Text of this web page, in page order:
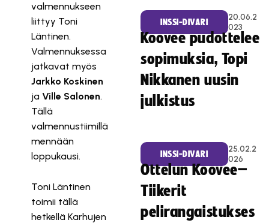
valmennukseen
liittyy Toni
Läntinen.
Valmennuksessa
jatkavat myös
Jarkko Koskinen
jaVille Salonen.
Tällä
valmennustiimillä
mennään
loppukausi.
Toni Läntinen
toimii tällä
hetkellä Karhujen
INSSI-DIVARI
20.06.2
023
Koovee pudottelee
sopimuksia, Topi
Nikkanen uusin
julkistus
INSSI-DIVARI
25.02.2
026
Ottelun Koovee–
Tiikerit
pelirangaistukses